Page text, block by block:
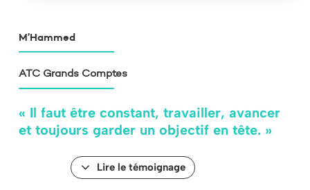
M’Hammed
ATC Grands Comptes
« Il faut être constant, travailler, avancer
et toujours garder un objectif en tête. »
Lire le témoignage